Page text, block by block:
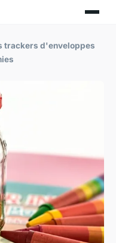
trackers d'enveloppes